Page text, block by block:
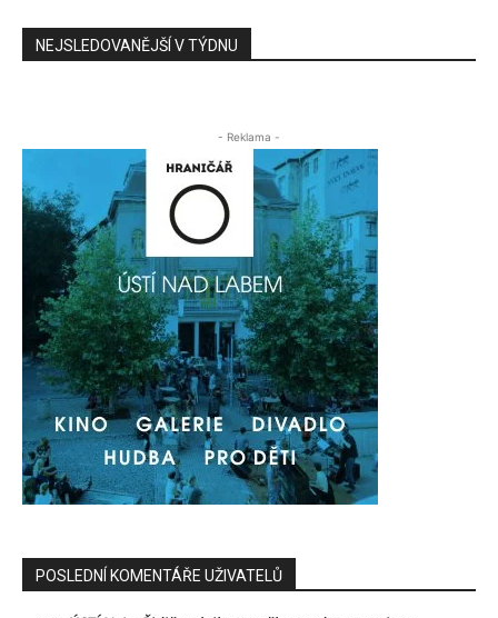
NEJSLEDOVANĚJŠÍ V TÝDNU
- Reklama -
POSLEDNÍ KOMENTÁŘE UŽIVATELŮ